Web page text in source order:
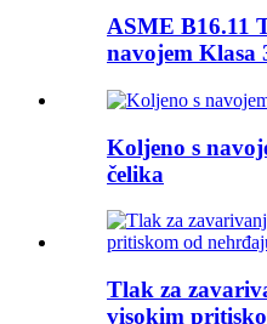
ASME B16.11
navojem Klasa
Koljeno s
čelika
Tlak za
visokim